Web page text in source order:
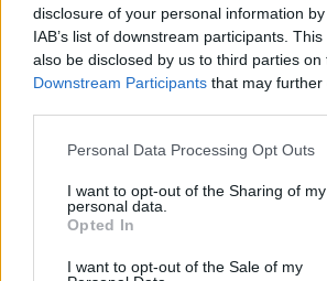
disclosure of your personal information
IAB’s list of downstream participants.
also be disclosed by us to third parties on
Downstream Participants that may
Please note that this website/app uses
not limited to your visit or usage
grant or deny consent to Google and its
use your data for below specified
consent section.
Personal Data Processing Opt Outs
I want to opt-out of the Sharing of my
personal data.
Opted In
I want to opt-out of the Sale of my
A NAPOKBAN BEFEJEZŐDIK A
A város 77 helyszínén zajlik a